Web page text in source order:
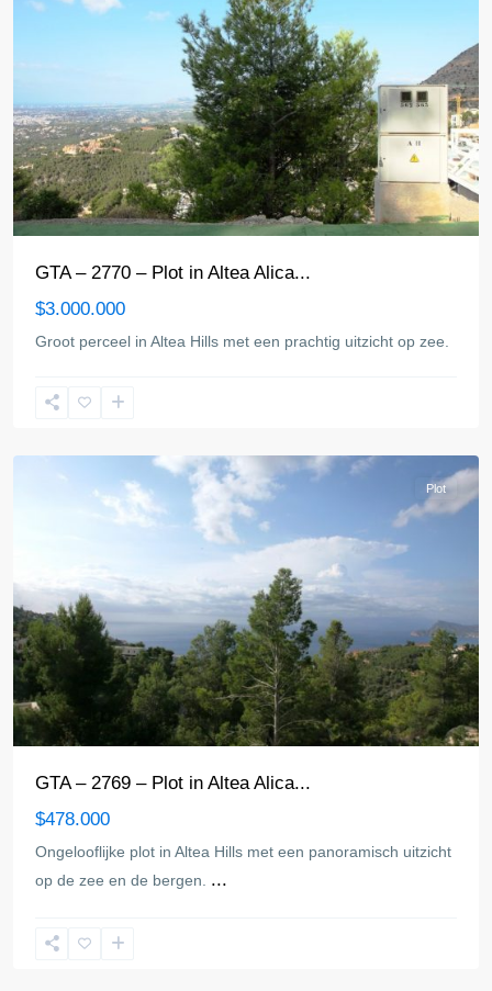
GTA – 2770 – Plot in Altea Alica...
$3.000.000
Groot perceel in Altea Hills met een prachtig uitzicht op zee.
Plot
GTA – 2769 – Plot in Altea Alica...
$478.000
Ongelooflijke plot in Altea Hills met een panoramisch uitzicht
op de zee en de bergen. ...